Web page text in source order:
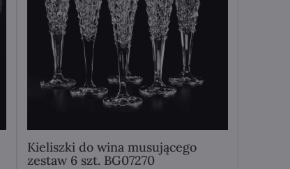
Kieliszki do wina musującego
zestaw 6 szt. BG07270